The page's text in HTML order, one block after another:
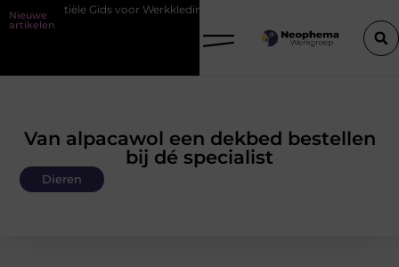
Nieuwe
artikelen
Gids voor Werkkleding in Purmerend
Van alpacawol een dekbed bestellen
bij dé specialist
Dieren